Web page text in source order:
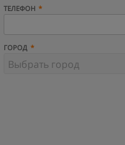
ТЕЛЕФОН
ГОРОД